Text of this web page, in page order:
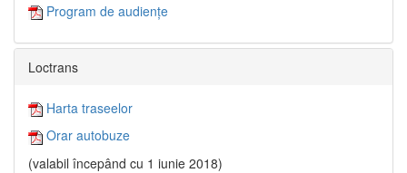
Program de audiențe
Loctrans
Harta traseelor
Orar autobuze
(valabil începând cu 1 iunie 2018)